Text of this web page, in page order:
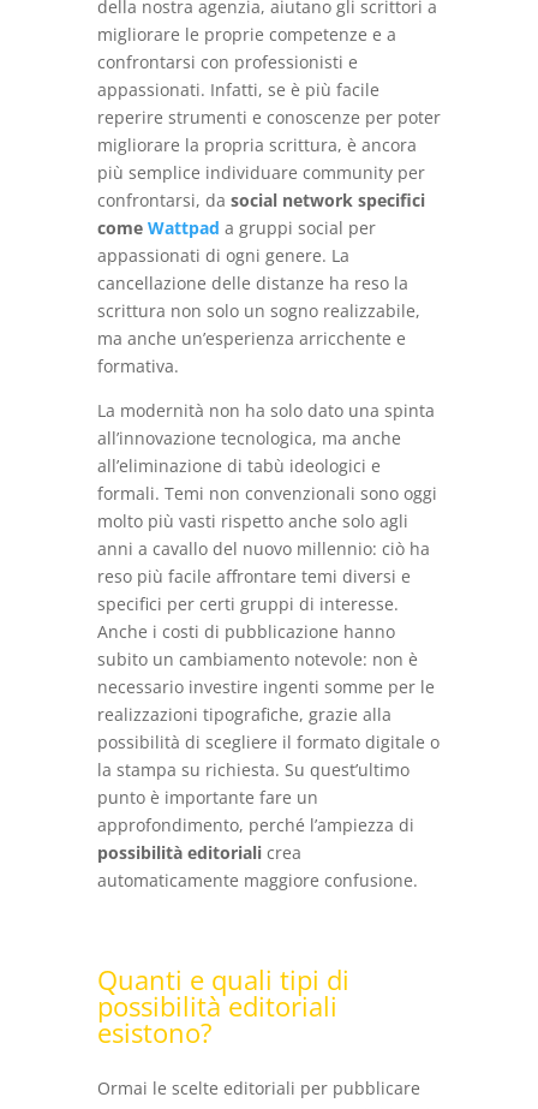
della nostra agenzia, aiutano gli scrittori a
migliorare le proprie competenze e a
confrontarsi con professionisti e
appassionati. Infatti, se è più facile
reperire strumenti e conoscenze per poter
migliorare la propria scrittura, è ancora
più semplice individuare community per
confrontarsi, da social network specifici
come Wattpad a gruppi social per
appassionati di ogni genere. La
cancellazione delle distanze ha reso la
scrittura non solo un sogno realizzabile,
ma anche un’esperienza arricchente e
formativa.
La modernità non ha solo dato una spinta
all’innovazione tecnologica, ma anche
all’eliminazione di tabù ideologici e
formali. Temi non convenzionali sono oggi
molto più vasti rispetto anche solo agli
anni a cavallo del nuovo millennio: ciò ha
reso più facile affrontare temi diversi e
specifici per certi gruppi di interesse.
Anche i costi di pubblicazione hanno
subito un cambiamento notevole: non è
necessario investire ingenti somme per le
realizzazioni tipografiche, grazie alla
possibilità di scegliere il formato digitale o
la stampa su richiesta. Su quest’ultimo
punto è importante fare un
approfondimento, perché l’ampiezza di
possibilità editorialicrea
automaticamente maggiore confusione.
Quanti e quali tipi di
possibilità editoriali
esistono?
Ormai le scelte editoriali per pubblicare